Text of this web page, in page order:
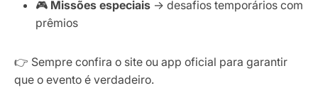
🎮 Missões especiais → desafios temporários com
prêmios
👉 Sempre confira o site ou app oficial para garantir
que o evento é verdadeiro.